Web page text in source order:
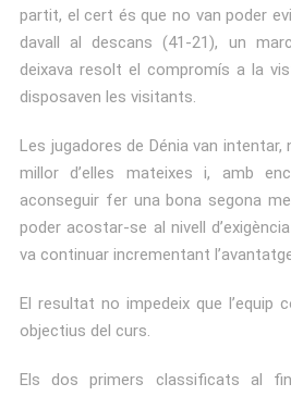
partit, el cert és que no van poder
davall al descans (41-21), un
deixava resolt el compromís a la
disposaven les visitants.
Les jugadores de Dénia van
millor d’elles mateixes i, amb
aconseguir fer una bona segona
poder acostar-se al nivell
va continuar incrementant
El resultat no impedeix que l’equip
objectius del curs.
Els dos primers classificats al